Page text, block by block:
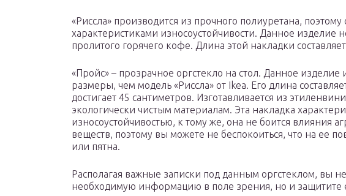
«Риссла» производится из прочного полиуретана,
характеристиками износоустойчивости. Данное изделие
пролитого горячего кофе. Длина этой накладки
«Пройс» – прозрачное оргстекло на стол. Данное
размеры, чем модель «Риссла» от Ikea. Его длина
достигает 45 сантиметров. Изготавливается из
экологически чистым материалам. Эта накладка
износоустойчивостью, к тому же, она не боится влияния
веществ, поэтому вы можете не беспокоиться, что на ее
или пятна.
Располагая важные записки под данным оргстеклом, вы
необходимую информацию в поле зрения, но и защитите